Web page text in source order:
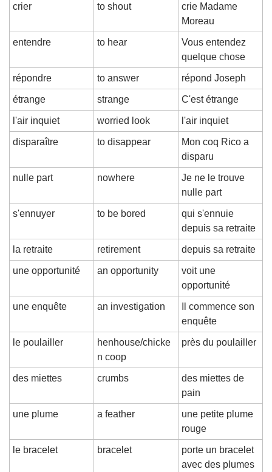
crier to shout
crie Madame
Moreau
entendre to hear
Vous entendez
quelque chose
répondre to answer répond Joseph
étrange strange C'est étrange
l'air inquiet worried look l'air inquiet
disparaître to disappear
Mon coq Rico a
disparu
nulle part nowhere
Je ne le trouve
nulle part
s'ennuyer to be bored
qui s'ennuie
depuis sa retraite
la retraite retirement depuis sa retraite
une opportunité an opportunity
voit une
opportunité
une enquête an investigation
Il commence son
enquête
le poulailler
henhouse/chicke
n coop
près du poulailler
des miettes crumbs
des miettes de
pain
une plume a feather
une petite plume
rouge
le bracelet bracelet
porte un bracelet
avec des plumes